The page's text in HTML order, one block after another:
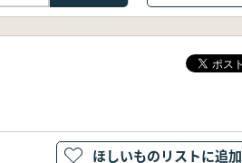
ほしいものリストに追加